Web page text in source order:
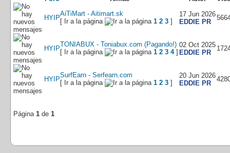
HYIP
AiTiMart - Aitimart.sk
[ Ir a la página
1 2 3 ]
17 Jun 2026
EDDIE PR
HYIP
TONIABUX - Toniabux.com (Pagando!)
[ Ir a la página
1 2 3 4]
02 Oct 2025
EDDIE PR
HYIP
SurfEarn - Serfearn.com
[ Ir a la página
1 2 3 ]
20 Jun 2026
EDDIE PR
Página 1 de 1